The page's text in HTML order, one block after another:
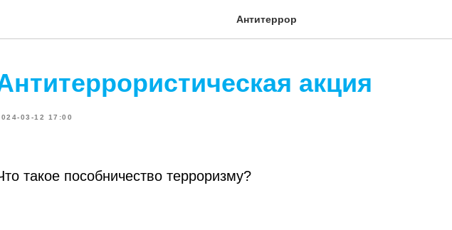
Антитеррор
акция
03-12 17:00
такое пособничество терроризму?